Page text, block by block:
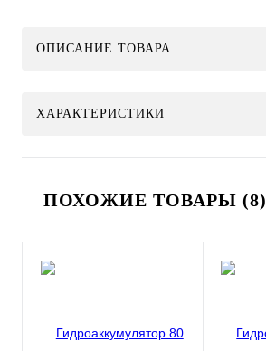
ОПИСАНИЕ ТОВАРА
ХАРАКТЕРИСТИКИ
ПОХОЖИЕ ТОВАРЫ (8)